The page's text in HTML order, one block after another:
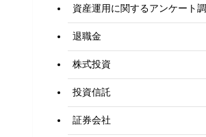
資産運用に関するアンケート
退職金
株式投資
投資信託
証券会社